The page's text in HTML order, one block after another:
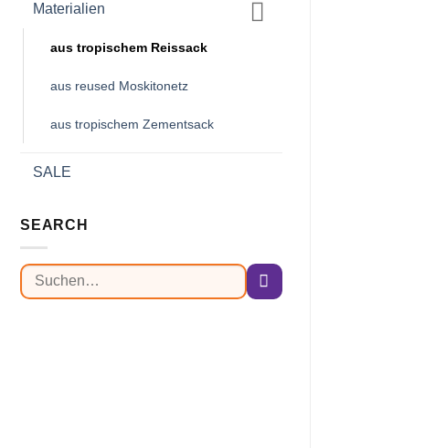
Materialien
aus tropischem Reissack
aus reused Moskitonetz
aus tropischem Zementsack
SALE
SEARCH
Suchen
nach: